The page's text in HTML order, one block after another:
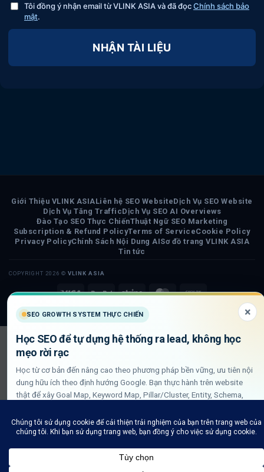
Tôi đồng ý nhận email từ VLINK ASIA và đã đọcChính sách bảo
mật.
NHẬN TÀI LIỆU
Visa PayPalStripe MasterCard
Cash
Giới Thiệu VLINK ASIALiên hệ SEO WebsiteDịch Vụ SEO Website
Dịch Vụ Tăng TrafficDịch Vụ SEO AI Overviews
Đào Tạo SEO Thực ChiếnThuật Ngữ SEO Marketing
Subscription & Refund PolicyTerms of ServiceCookie Policy
Privacy PolicyChính Sách Nội Dung AISơ đồ trang VLINK ASIA
Tin tức
COPYRIGHT 2026 © VLINK ASIA
SEO GROWTH SYSTEM THỰC CHIẾN ×
Học SEO để tự dựng hệ thống ra lead, không học
mẹo rời rạc
Học từ cơ bản đến nâng cao theo phương pháp bền vững, ưu tiên nội
dung hữu ích theo định hướng Google. Bạn thực hành trên website
thật để xây Goal Map, Keyword Map, Pillar/Cluster, Entity, Schema,
Xem lộ trình học SEO thực chiến